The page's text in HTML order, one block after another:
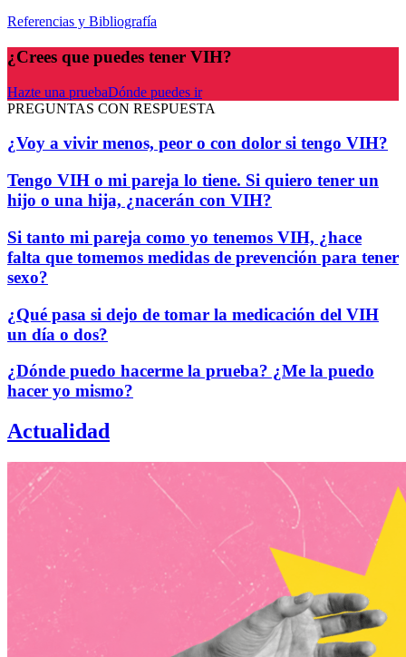
Referencias y Bibliografía
¿Crees que puedes tener VIH?
Hazte una pruebaDónde puedes ir
PREGUNTAS CON RESPUESTA
¿Voy a vivir menos, peor o con dolor si tengo VIH?
Tengo VIH o mi pareja lo tiene. Si quiero tener un
hijo o una hija, ¿nacerán con VIH?
Si tanto mi pareja como yo tenemos VIH, ¿hace
falta que tomemos medidas de prevención para tener
sexo?
¿Qué pasa si dejo de tomar la medicación del VIH
un día o dos?
¿Dónde puedo hacerme la prueba? ¿Me la puedo
hacer yo mismo?
Actualidad